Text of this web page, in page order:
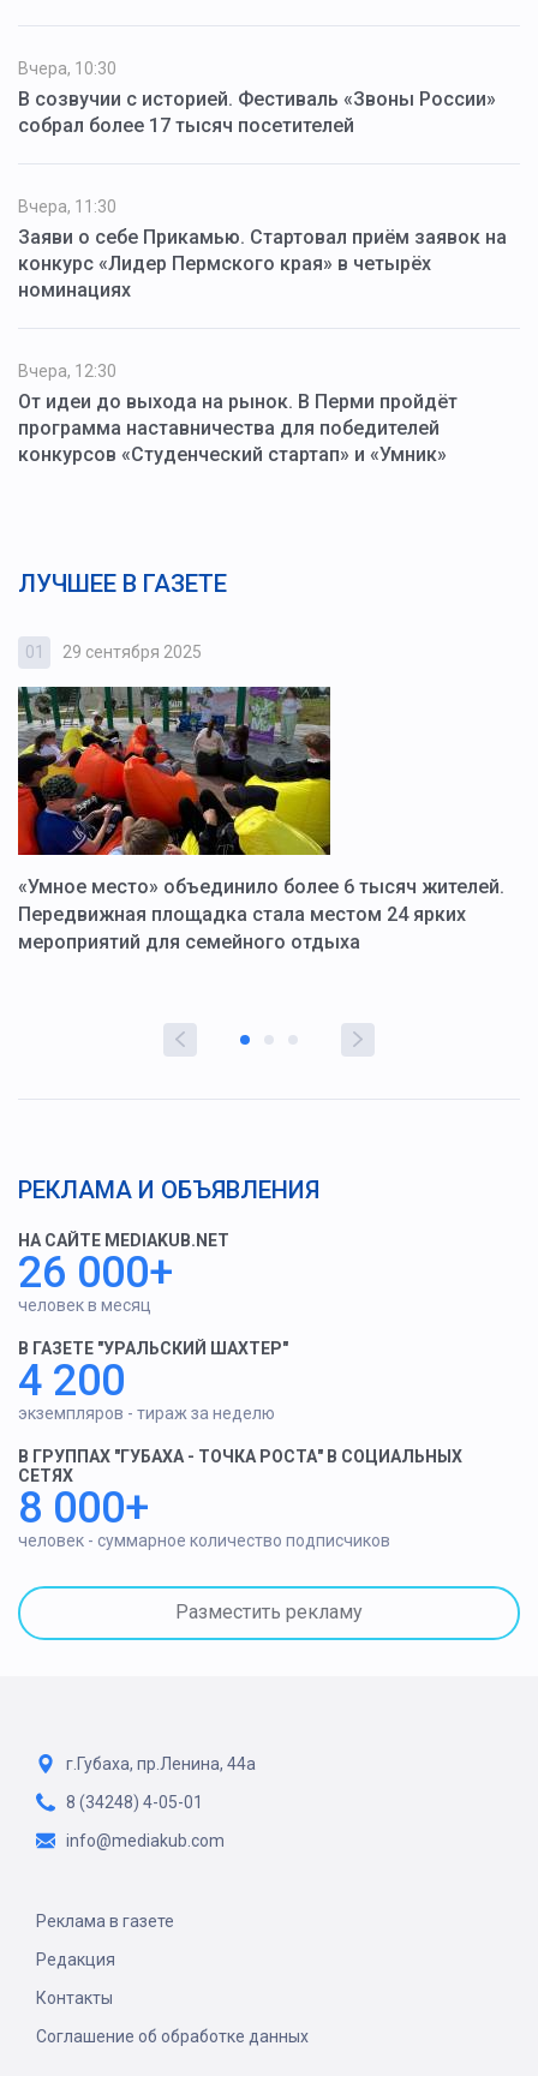
Вчера, 10:30
В созвучии с историей. Фестиваль «Звоны России»
собрал более 17 тысяч посетителей
Вчера, 11:30
Заяви о себе Прикамью. Стартовал приём заявок на
конкурс «Лидер Пермского края» в четырёх
номинациях
Вчера, 12:30
От идеи до выхода на рынок. В Перми пройдёт
программа наставничества для победителей
конкурсов «Студенческий стартап» и «Умник»
ЛУЧШЕЕ В ГАЗЕТЕ
01 29 сентября 2025
«Умное место» объединило более 6 тысяч жителей.
Передвижная площадка стала местом 24 ярких
мероприятий для семейного отдыха
РЕКЛАМА И ОБЪЯВЛЕНИЯ
НА САЙТЕ MEDIAKUB.NET
26 000+
человек в месяц
В ГАЗЕТЕ "УРАЛЬСКИЙ ШАХТЕР"
4 200
экземпляров - тираж за неделю
В ГРУППАХ "ГУБАХА - ТОЧКА РОСТА" В СОЦИАЛЬНЫХ
СЕТЯХ
8 000+
человек - суммарное количество подписчиков
Разместить рекламу
г.Губаха, пр.Ленина, 44а
8 (34248) 4-05-01
info@mediakub.com
Реклама в газете
Редакция
Контакты
Соглашение об обработке данных